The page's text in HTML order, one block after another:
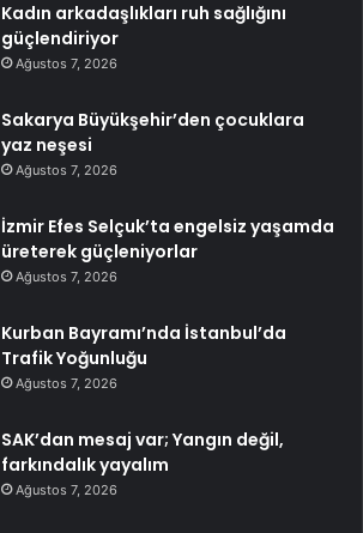
Kadın arkadaşlıkları ruh sağlığını
güçlendiriyor
Ağustos 7, 2026
Sakarya Büyükşehir’den çocuklara
yaz neşesi
Ağustos 7, 2026
İzmir Efes Selçuk’ta engelsiz yaşamda
üreterek güçleniyorlar
Ağustos 7, 2026
Kurban Bayramı’nda İstanbul’da
Trafik Yoğunluğu
Ağustos 7, 2026
SAK’dan mesaj var; Yangın değil,
farkındalık yayalım
Ağustos 7, 2026